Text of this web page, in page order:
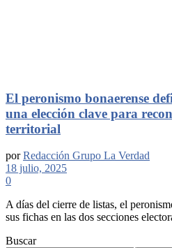
El peronismo bonaerense
una elección clave para
territorial
por Redacción Grupo La Verdad
18 julio, 2025
0
A días del cierre de listas, el
sus fichas en las dos secciones
Buscar